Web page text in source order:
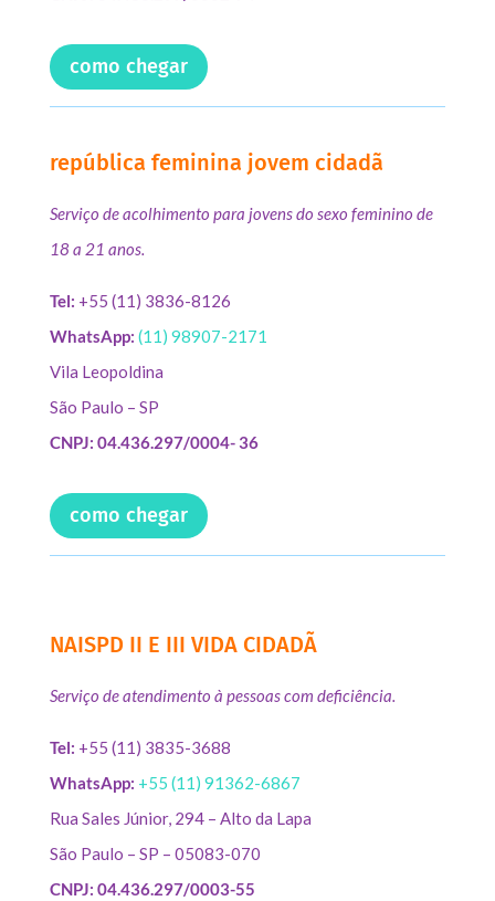
como chegar
república feminina jovem cidadã
Serviço de acolhimento para jovens do sexo feminino de
18 a 21 anos.
Tel: +55 (11) 3836-8126
WhatsApp: (11) 98907-2171
Vila Leopoldina
São Paulo – SP
CNPJ: 04.436.297/0004- 36
como chegar
NAISPD II E III VIDA CIDADÃ
Serviço de atendimento à pessoas com deficiência.
Tel: +55 (11) 3835-3688
WhatsApp: +55 (11) 91362-6867
Rua Sales Júnior, 294 – Alto da Lapa
São Paulo – SP – 05083-070
CNPJ: 04.436.297/0003-55